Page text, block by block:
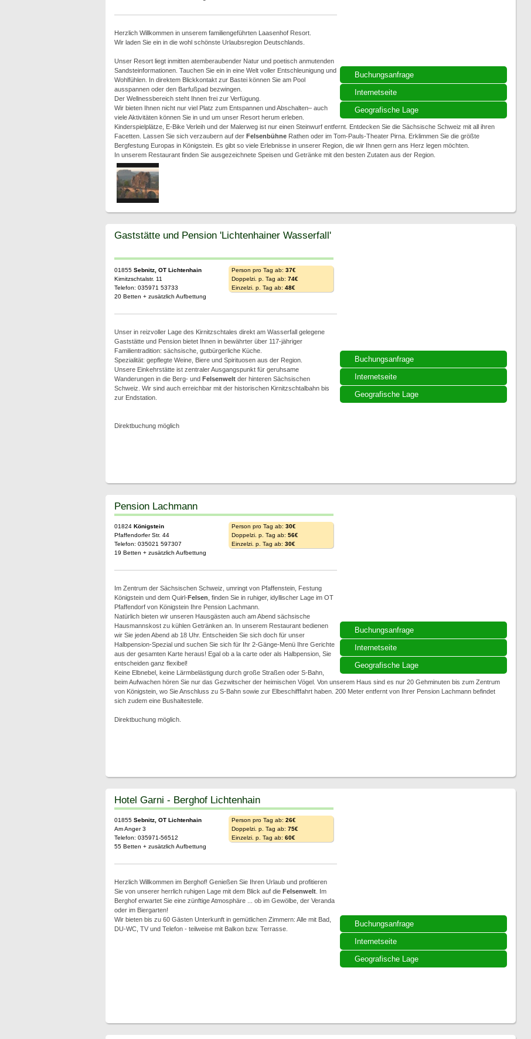
Buchungsanfrage
Internetseite
Geografische Lage
Herzlich Willkommen in unserem familiengeführten Laasenhof Resort.
Wir laden Sie ein in die wohl schönste Urlaubsregion Deutschlands.
Unser Resort liegt inmitten atemberaubender Natur und poetisch anmutenden
Sandsteinformationen. Tauchen Sie ein in eine Welt voller Entschleunigung und
Wohlfühlen. In direktem Blickkontakt zur Bastei können Sie am Pool
ausspannen oder den Barfußpad bezwingen.
Der Wellnessbereich steht Ihnen frei zur Verfügung.
Wir bieten Ihnen nicht nur viel Platz zum Entspannen und Abschalten– auch
viele Aktivitäten können Sie in und um unser Resort herum erleben.
Kinderspielplätze, E-Bike Verleih und der Malerweg ist nur einen Steinwurf entfernt. Entdecken Sie die Sächsische Schweiz mit all ihren
Facetten. Lassen Sie sich verzaubern auf der FelsenbühneRathen oder im Tom-Pauls-Theater Pirna. Erklimmen Sie die größte
Bergfestung Europas in Königstein. Es gibt so viele Erlebnisse in unserer Region, die wir Ihnen gern ans Herz legen möchten.
In unserem Restaurant finden Sie ausgezeichnete Speisen und Getränke mit den besten Zutaten aus der Region.
Buchungsanfrage
Internetseite
Geografische Lage
Gaststätte und Pension 'Lichtenhainer Wasserfall'
01855 Sebnitz, OT Lichtenhain
Kirnitzschtalstr. 11
Telefon: 035971 53733
20 Betten + zusätzlich Aufbettung
Person pro Tag ab: 37€
Doppelzi. p. Tag ab: 74€
Einzelzi. p. Tag ab: 48€
Unser in reizvoller Lage des Kirnitzschtales direkt am Wasserfall gelegene
Gaststätte und Pension bietet Ihnen in bewährter über 117-jähriger
Familientradition: sächsische, gutbürgerliche Küche.
Spezialität: gepflegte Weine, Biere und Spirituosen aus der Region.
Unsere Einkehrstätte ist zentraler Ausgangspunkt für geruhsame
Wanderungen in die Berg- und Felsenweltder hinteren Sächsischen
Schweiz. Wir sind auch erreichbar mit der historischen Kirnitzschtalbahn bis
zur Endstation.
Direktbuchung möglich
Buchungsanfrage
Internetseite
Geografische Lage
Pension Lachmann
01824 Königstein
Pfaffendorfer Str. 44
Telefon: 035021 597307
19 Betten + zusätzlich Aufbettung
Person pro Tag ab: 30€
Doppelzi. p. Tag ab: 56€
Einzelzi. p. Tag ab: 30€
Im Zentrum der Sächsischen Schweiz, umringt von Pfaffenstein, Festung
Königstein und dem Quirl-Felsen , finden Sie in ruhiger, idyllischer Lage im OT
Pfaffendorf von Königstein Ihre Pension Lachmann.
Natürlich bieten wir unseren Hausgästen auch am Abend sächsische
Hausmannskost zu kühlen Getränken an. In unserem Restaurant bedienen
wir Sie jeden Abend ab 18 Uhr. Entscheiden Sie sich doch für unser
Halbpension-Spezial und suchen Sie sich für Ihr 2-Gänge-Menü Ihre Gerichte
aus der gesamten Karte heraus! Egal ob a la carte oder als Halbpension, Sie
entscheiden ganz flexibel!
Keine Elbnebel, keine Lärmbelästigung durch große Straßen oder S-Bahn,
beim Aufwachen hören Sie nur das Gezwitscher der heimischen Vögel. Von unserem Haus sind es nur 20 Gehminuten bis zum Zentrum
von Königstein, wo Sie Anschluss zu S-Bahn sowie zur Elbeschifffahrt haben. 200 Meter entfernt von Ihrer Pension Lachmann befindet
sich zudem eine Bushaltestelle.
Direktbuchung möglich.
Buchungsanfrage
Internetseite
Geografische Lage
Hotel Garni - Berghof Lichtenhain
01855 Sebnitz, OT Lichtenhain
Am Anger 3
Telefon: 035971-56512
55 Betten + zusätzlich Aufbettung
Person pro Tag ab: 26€
Doppelzi. p. Tag ab: 75€
Einzelzi. p. Tag ab: 60€
Herzlich Willkommen im Berghof! Genießen Sie Ihren Urlaub und profitieren
Sie von unserer herrlich ruhigen Lage mit dem Blick auf die Felsenwelt. Im
Berghof erwartet Sie eine zünftige Atmosphäre ... ob im Gewölbe, der Veranda
oder im Biergarten!
Wir bieten bis zu 60 Gästen Unterkunft in gemütlichen Zimmern: Alle mit Bad,
DU-WC, TV und Telefon - teilweise mit Balkon bzw. Terrasse.